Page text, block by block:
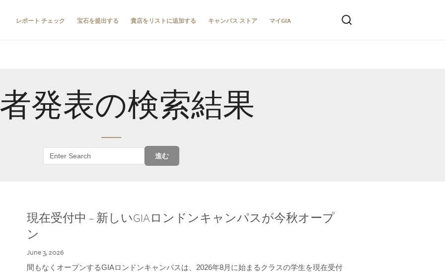
レポート チェック 宝石を提出する 貴店をリストに追加する キャンパス ストア マイGIA
発表の検索結果
進む
現在受付中 – 新しいGIAロンドンキャンパスが今秋オープ
ン
June 3, 2026
間もなくオープンするGIAロンドンキャンパスは、2026年8月に始まるクラスの学生を現在受付